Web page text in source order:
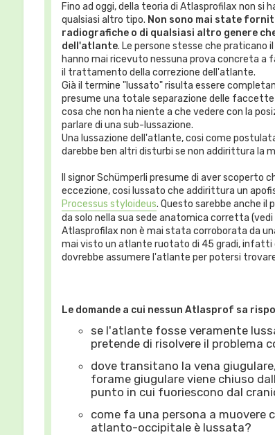
Fino ad oggi, della teoria di Atlasprofilax non
qualsiasi altro tipo. Non sono mai state
radiografiche o di qualsiasi altro genere
dell'atlante. Le persone stesse che praticano
hanno mai ricevuto nessuna prova concreta a
il trattamento della correzione dell'atlante.
Già il termine "lussato" risulta essere
presume una totale separazione delle
cosa che non ha niente a che vedere con la
parlare di una sub-lussazione.
Una lussazione dell'atlante, cosi come
darebbe ben altri disturbi se non addirittura la
Il signor Schümperli presume di aver
eccezione, cosi lussato che addirittura un
Processus styloideus. Questo sarebbe anche
da solo nella sua sede anatomica corretta
Atlasprofilax non è mai stata corroborata da
mai visto un atlante ruotato di 45 gradi, infatti
dovrebbe assumere l'atlante per potersi
Le domande a cui nessun Atlasprof sa
se l'atlante fosse veramente
pretende di risolvere il problema
dove transitano la vena
forame giugulare viene chiuso
punto in cui fuoriescono dal
come fa una persona a
atlanto-occipitale è lussata?